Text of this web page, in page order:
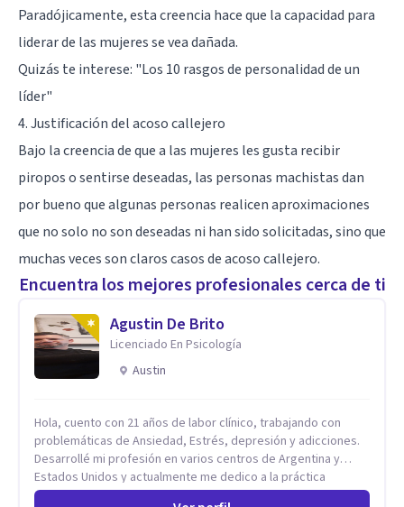
Paradójicamente, esta creencia hace que la capacidad para
liderar de las mujeres se vea dañada.
Quizás te interese: "Los 10 rasgos de personalidad de un
líder"
4. Justificación del acoso callejero
Bajo la creencia de que a las mujeres les gusta recibir
piropos o sentirse deseadas, las personas machistas dan
por bueno que algunas personas realicen aproximaciones
que no solo no son deseadas ni han sido solicitadas, sino que
muchas veces son claros casos de acoso callejero.
Encuentra los mejores profesionales cerca de ti
Agustin De Brito
Licenciado En Psicología
Austin
Hola, cuento con 21 años de labor clínico, trabajando con
problemáticas de Ansiedad, Estrés, depresión y adicciones.
Desarrollé mi profesión en varios centros de Argentina y
Estados Unidos y actualmente me dedico a la práctica
privada. Utilizo terapias cognitivas conductuales basadas en